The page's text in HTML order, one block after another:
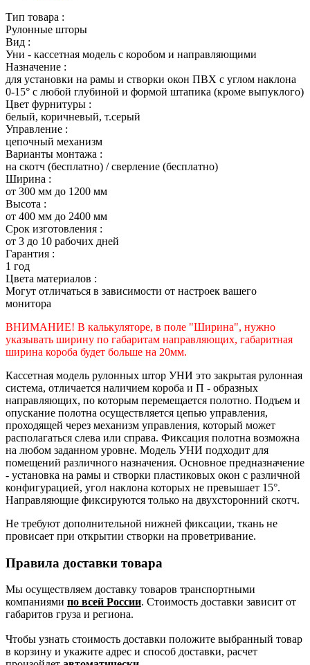
Тип товара :
Рулонные шторы
Вид :
Уни - кассетная модель с коробом и направляющими
Назначение :
для установки на рамы и створки окон ПВХ с углом наклона
0-15° с любой глубиной и формой штапика (кроме выпуклого)
Цвет фурнитуры :
белый, коричневый, т.серый
Управление :
цепочный механизм
Варианты монтажа :
на скотч (бесплатно) / сверление (бесплатно)
Ширина :
от 300 мм до 1200 мм
Высота :
от 400 мм до 2400 мм
Срок изготовления :
от 3 до 10 рабочих дней
Гарантия :
1 год
Цвета материалов :
Могут отличаться в зависимости от настроек вашего
монитора
ВНИМАНИЕ! В калькуляторе, в поле "Ширина", нужно
указывать ширину по габаритам направляющих, габаритная
ширина короба будет больше на 20мм.
Кассетная модель рулонных штор УНИ это закрытая рулонная
система, отличается наличием короба и П - образных
направляющих, по которым перемещается полотно. Подъем и
опускание полотна осуществляется цепью управления,
проходящей через механизм управления, который может
располагаться слева или справа. Фиксация полотна возможна
на любом заданном уровне. Модель УНИ подходит для
помещений различного назначения. Основное предназначение
- установка на рамы и створки пластиковых окон с различной
конфигурацией, угол наклона которых не превышает 15°.
Направляющие фиксируются только на двухсторонний скотч.
Не требуют дополнительной нижней фиксации, ткань не
провисает при открытии створки на проветривание.
Правила доставки товара
Мы осуществляем доставку товаров транспортными
компаниями по всей России. Стоимость доставки зависит от
габаритов груза и региона.
Чтобы узнать стоимость доставки положите выбранный товар
в корзину и укажите адрес и способ доставки, расчет